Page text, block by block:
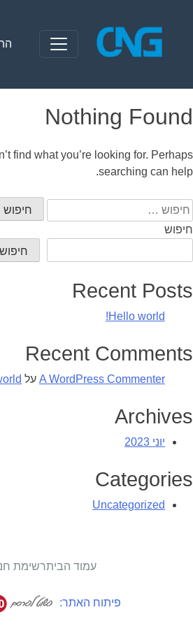
content
Nothing Found
find what you’re looking for. Perhaps
searching can help.
חיפוש:
חיפוש
חיפוש
Recent Posts
Hello world!
Recent Comments
A WordPress Commenter על
Archives
יוני 2023
Categories
Uncategorized
עמוד הביתרשימת
פיתוח האתר: